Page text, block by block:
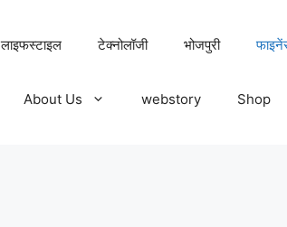
लाइफस्टाइल टेक्नोलॉजी भोजपुरी
About Us webstory Shop